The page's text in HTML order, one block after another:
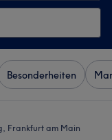
Besonderheiten
Frankfurt am Main